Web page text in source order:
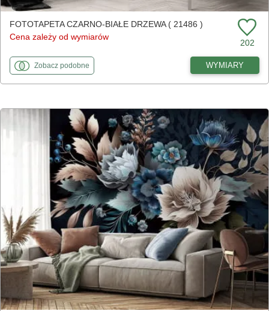
FOTOTAPETA CZARNO-BIAŁE DRZEWA ( 21486 )
Cena zależy od wymiarów
202
Zobaczfototapety
podobnedo Czarno-białe drzewa WYMIARY